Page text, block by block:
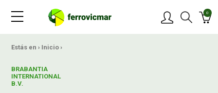
0
Estás en › Inicio ›
BRABANTIA
INTERNATIONAL
B.V.